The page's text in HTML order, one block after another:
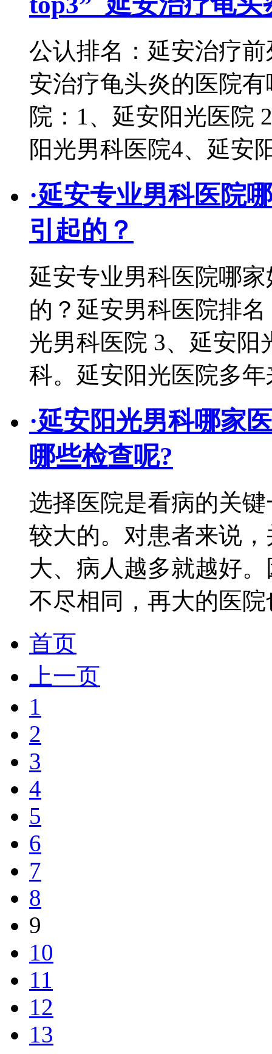
公认排名：延安治疗
安治疗龟头炎的医院
院：1、延安阳光医院
阳光男科医院4、延
·延安专业男科医院
引起的？
延安专业男科医院哪
的？延安男科医院排
光男科医院 3、延安阳
科。延安阳光医院多
·延安阳光男科哪家
哪些检查呢?
选择医院是看病的关
较大的。对患者来说
大、病人越多就越好
不尽相同，再大的医
首页
上一页
1
2
3
4
5
6
7
8
9
10
11
12
13